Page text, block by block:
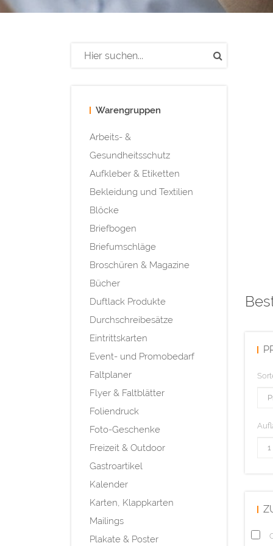
Warengruppen
Arbeits- &
Gesundheitsschutz
Aufkleber & Etiketten
Bekleidung und Textilien
Blöcke
Briefbogen
Briefumschläge
Broschüren & Magazine
Bücher
Duftlack Produkte
Durchschreibesätze
Eintrittskarten
Event- und Promobedarf
Faltplaner
Flyer & Faltblätter
Foliendruck
Foto-Geschenke
Freizeit & Outdoor
Gastroartikel
Kalender
Karten, Klappkarten
Mailings
Plakate & Poster